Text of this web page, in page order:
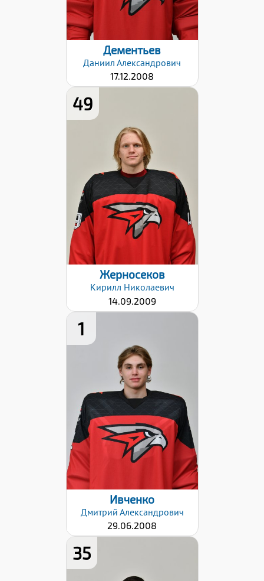
06.09.2024
Дементьев
Даниил Александрович
17.12.2008
49
180
Вес:
80
Хват клюшки:
Левый
Разряд:
1юн
Дата заявки:
06.09.2024
Жерносеков
Кирилл Николаевич
14.09.2009
1
190
Вес:
81
Хват клюшки:
Левый
Разряд:
1юн
Дата заявки:
Ивченко
Дмитрий Александрович
29.06.2008
35
176